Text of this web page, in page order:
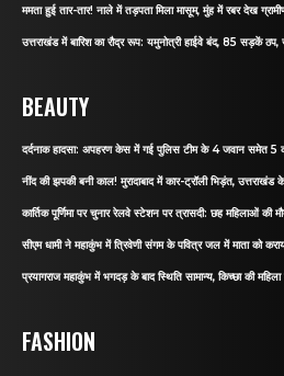
ममता हुई तार-तार! नाले में तड़पता मिला मासूम, मुंह में रबर देख
उत्तराखंड में बारिश का रौद्र रूप: यमुनोत्री हाईवे बंद, 85 सड़कें
BEAUTY
दर्दनाक हादसा: अपहरण केस में गई पुलिस टीम के 4 जवान समेत 5
नींद की झपकी बनी काल! मुरादाबाद में कार-ट्रॉली भिड़ंत,
कार्तिक पूर्णिमा पर चुनार रेलवे स्टेशन पर त्रासदी: छह महिलाओं की
सीएम धामी ने महाकुंभ में त्रिवेणी संगम के पवित्र जल में माता को
प्रयागराज महाकुंभ में भगदड़ के बाद स्थिति सामान्य, किच्छा की
FASHION